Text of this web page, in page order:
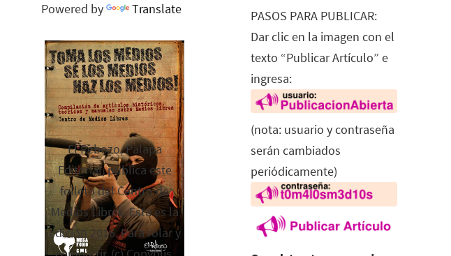
Powered by Translate
El Rebozo, Palapa
Editorial, publica este
folleto del Centro de
Medios Libres. Esta es la
edición 2016. Para rolar y
PASOS PARA PUBLICAR:
Dar clic en la imagen con el
texto “Publicar Artículo” e
ingresa:
(nota: usuario y contraseña
serán cambiados
periódicamente)